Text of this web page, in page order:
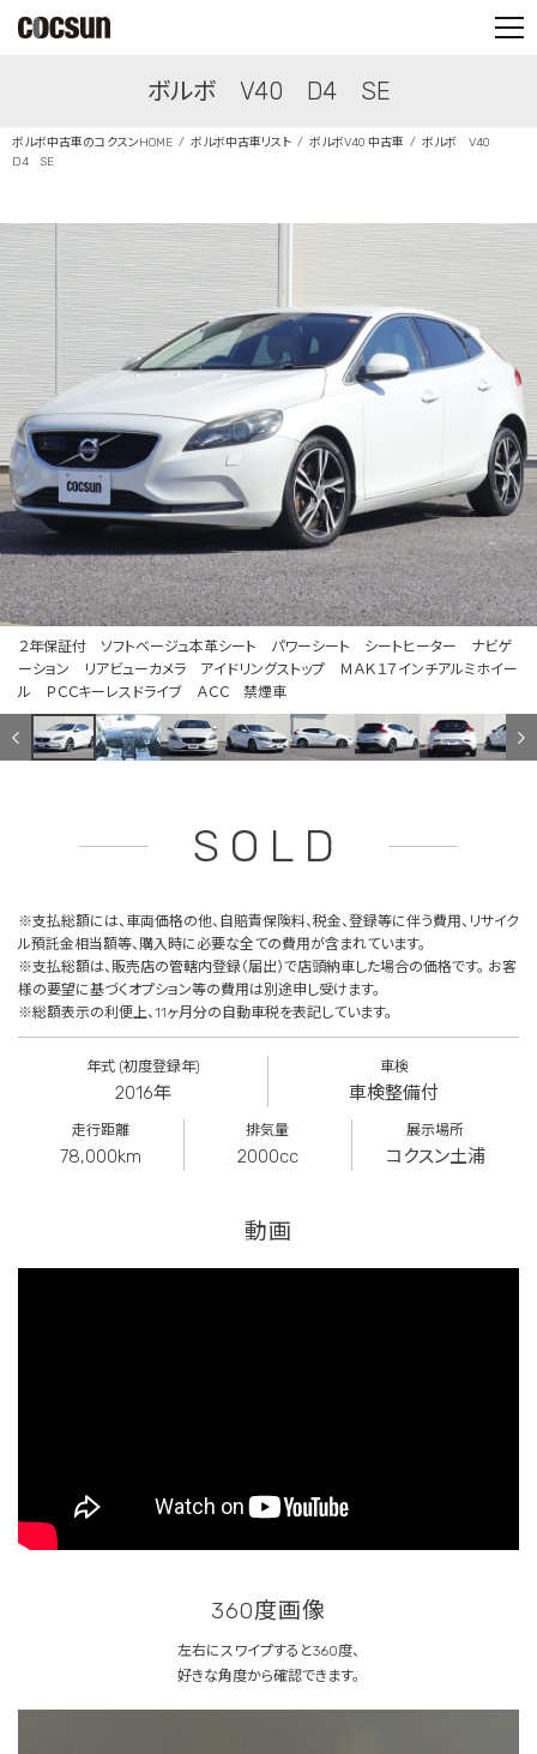
CONTACT
ボルボ V40 D4 SE
ボルボ中古車のコクスンHOME ボルボ中古車リスト ボルボV40 中古車
ボルボ V40
D4 SE
２年保証付 ソフトベージュ本革シート パワーシート シートヒーター ナビゲ
ーション リアビューカメラ アイドリングストップ ＭＡＫ１７インチアルミホイー
ル ＰＣＣキーレスドライブ ＡＣＣ 禁煙車
SOLD
※支払総額には、車両価格の他、自賠責保険料、税金、登録等に伴う費用、リサイク
ル預託金相当額等、購入時に必要な全ての費用が含まれています。
※支払総額は、販売店の管轄内登録（届出）で店頭納車した場合の価格です。 お客
様の要望に基づくオプション等の費用は別途申し受けます。
※総額表示の利便上、11ヶ月分の自動車税を表記しています。
年式 (初度登録年)
2016年
車検
車検整備付
走行距離
78,000km
排気量
2000cc
展示場所
コクスン土浦
動画
360度画像
左右にスワイプすると360度、
好きな角度から確認できます。